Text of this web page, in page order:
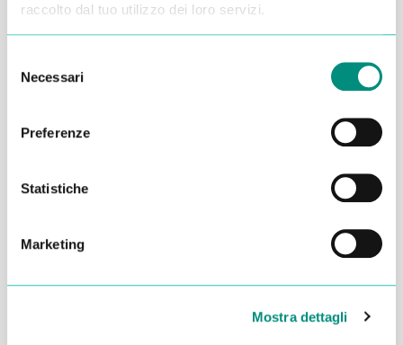
raccolto dal tuo utilizzo dei loro servizi.
delNecessari
Preferenze
Statistiche
Marketing
Mostra dettagli
Dichiaro di aver letto laPrivacy Policye acconsento al
trattamento dei miei dati per essere ricontattato